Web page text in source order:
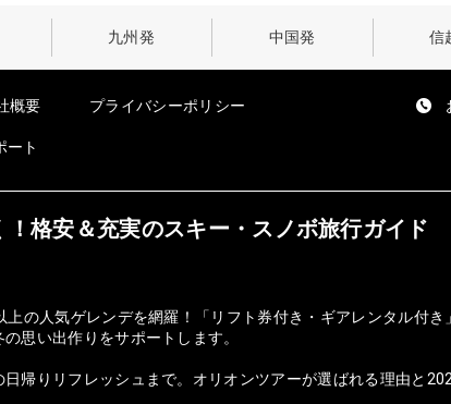
九州発 中国発 信
概要 プライバシーポリシー
ート
格安＆充実のスキー・スノボ旅行ガイド
の人気ゲレンデを網羅！「リフト券付き・ギアレンタル付
思い出作りをサポートします。
帰りリフレッシュまで。オリオンツアーが選ばれる理由と